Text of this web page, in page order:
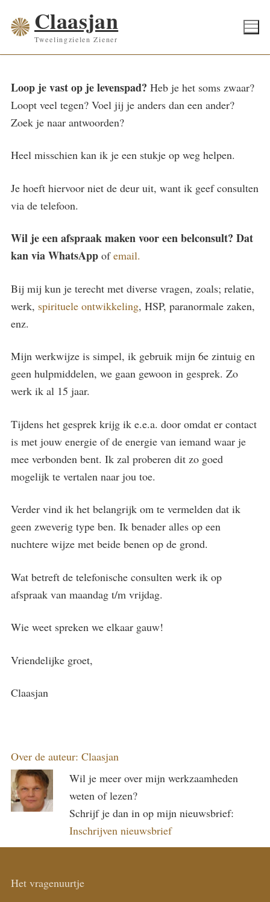
naar
Claasjan
Tweelingzielen Ziener
Loop je vast op je levenspad? Heb je het soms zwaar?
Loopt veel tegen? Voel jij je anders dan een ander?
Zoek je naar antwoorden?
Heel misschien kan ik je een stukje op weg helpen.
Je hoeft hiervoor niet de deur uit, want ik geef consulten
via de telefoon.
Wil je een afspraak maken voor een belconsult? Dat
kan via WhatsApp ofemail.
Bij mij kun je terecht met diverse vragen, zoals; relatie,
werk, spirituele ontwikkeling, HSP, paranormale zaken,
enz.
Mijn werkwijze is simpel, ik gebruik mijn 6e zintuig en
geen hulpmiddelen, we gaan gewoon in gesprek. Zo
werk ik al 15 jaar.
Tijdens het gesprek krijg ik e.e.a. door omdat er contact
is met jouw energie of de energie van iemand waar je
mee verbonden bent. Ik zal proberen dit zo goed
mogelijk te vertalen naar jou toe.
Verder vind ik het belangrijk om te vermelden dat ik
geen zweverig type ben. Ik benader alles op een
nuchtere wijze met beide benen op de grond.
Wat betreft de telefonische consulten werk ik op
afspraak van maandag t/m vrijdag.
Wie weet spreken we elkaar gauw!
Vriendelijke groet,
Claasjan
Over de auteur: Claasjan
Wil je meer over mijn werkzaamheden
weten of lezen?
Schrijf je dan in op mijn nieuwsbrief:
Inschrijven nieuwsbrief
Het vragenuurtje